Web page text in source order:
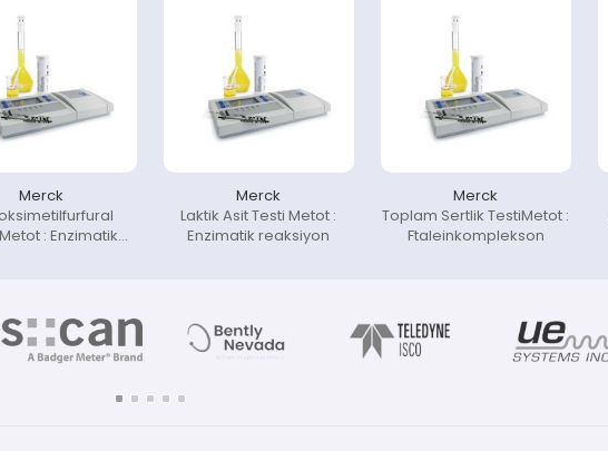
Merck
: Enzimatik
Merck
Laktik Asit Testi Metot :
Enzimatik reaksiyon
Merck
Toplam Sertlik TestiMetot :
Ftaleinkomplekson